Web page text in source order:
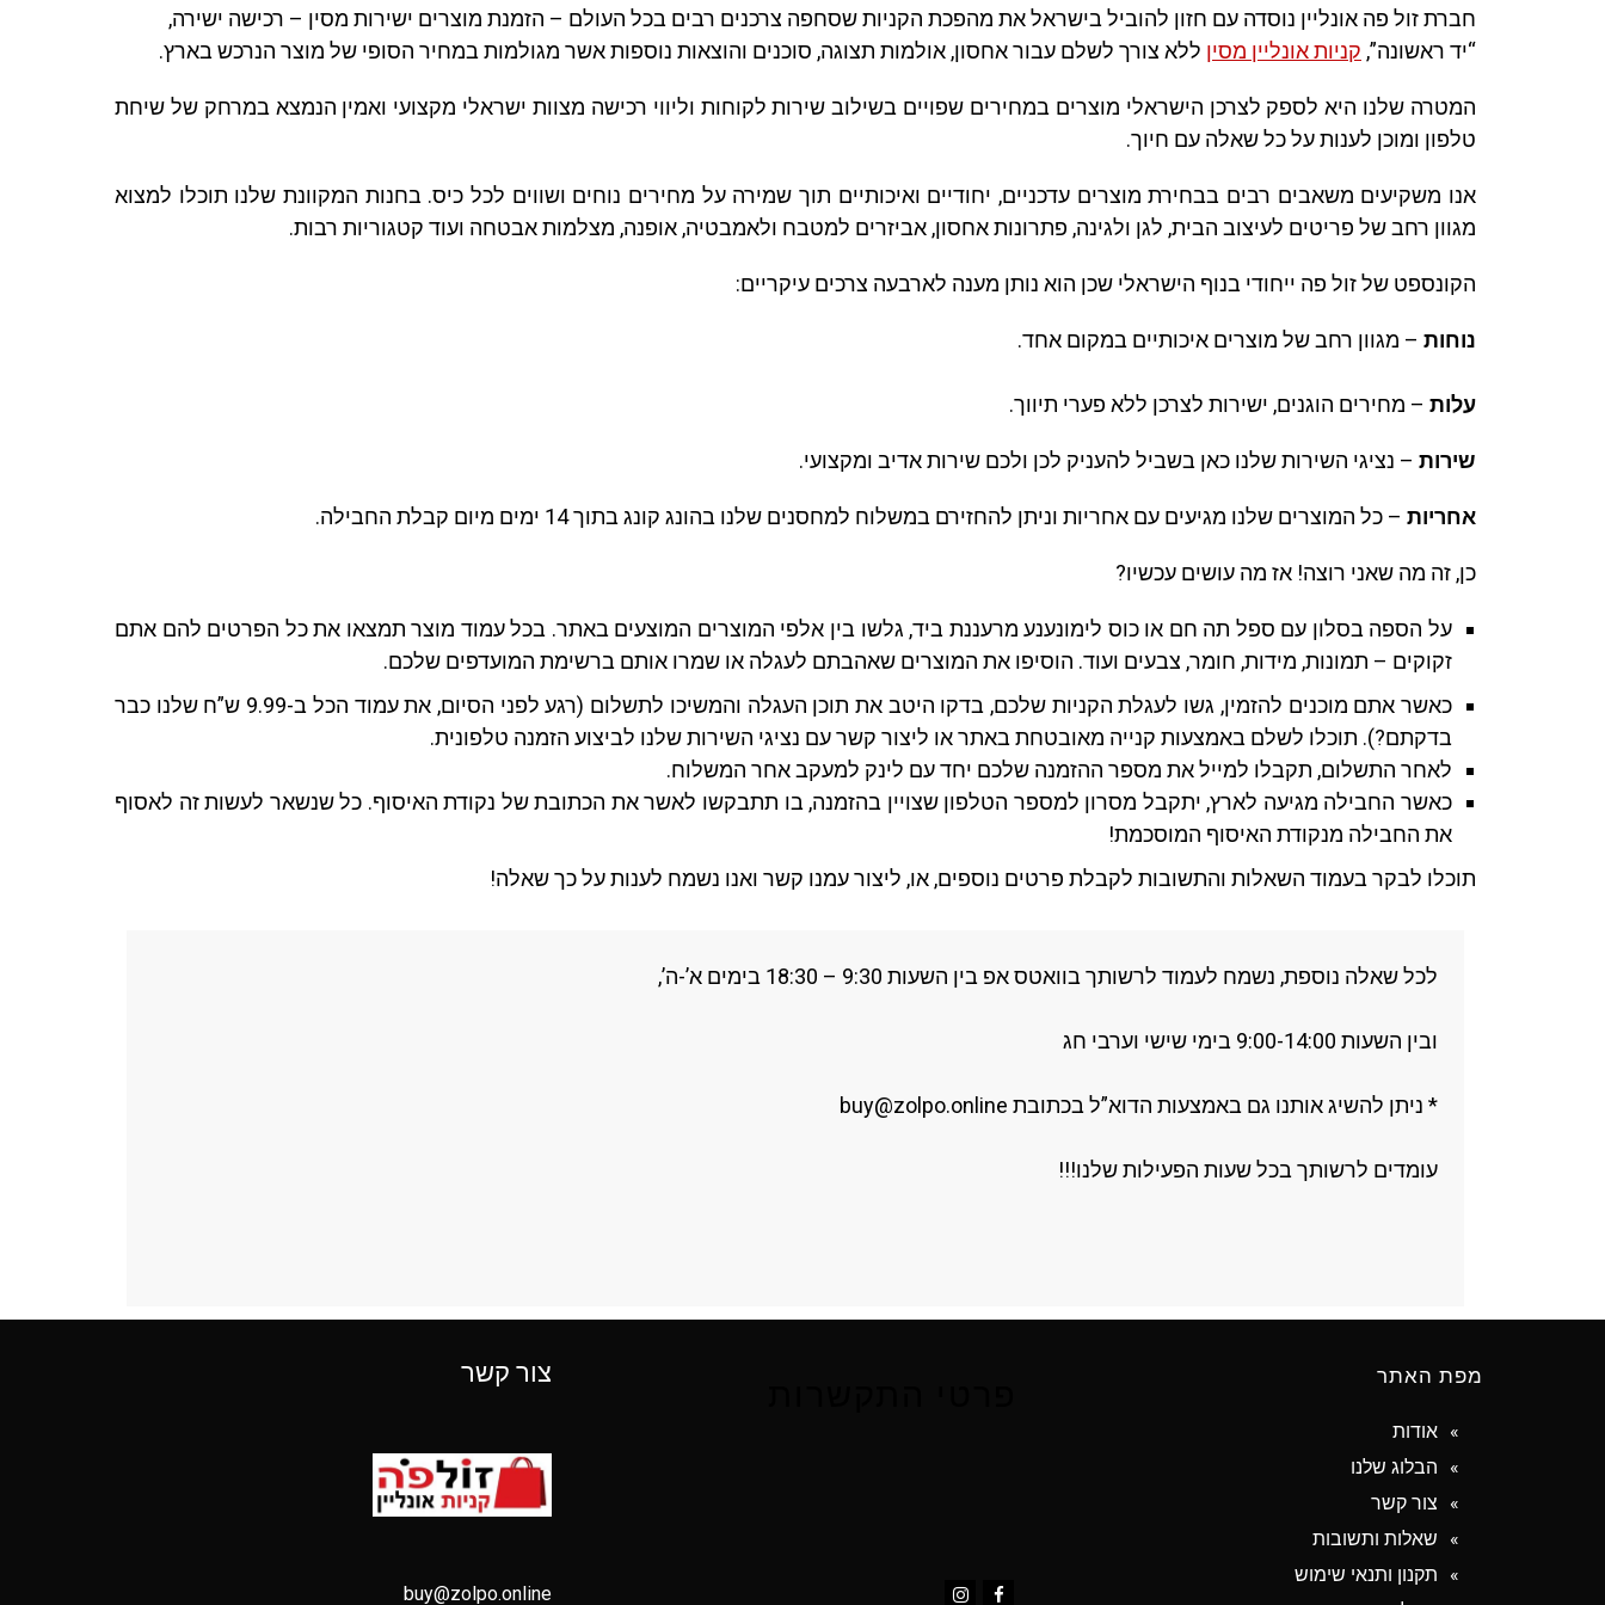
חברת זול פה אונליין נוסדה עם חזון להוביל בישראל את מהפכת הקניות שסחפה צרכנים רבים בכל העולם – הזמנת מוצרים ישירות מסין – רכישה ישירה,
“יד ראשונה”, קניות אונליין מסין ללא צורך לשלם עבור אחסון, אולמות תצוגה, סוכנים והוצאות נוספות אשר מגולמות במחיר הסופי של מוצר הנרכש בארץ.
המטרה שלנו היא לספק לצרכן הישראלי מוצרים במחירים שפויים בשילוב שירות לקוחות וליווי רכישה מצוות ישראלי מקצועי ואמין הנמצא במרחק של שיחת
טלפון ומוכן לענות על כל שאלה עם חיוך.
אנו משקיעים משאבים רבים בבחירת מוצרים עדכניים, יחודיים ואיכותיים תוך שמירה על מחירים נוחים ושווים לכל כיס. בחנות המקוונת שלנו תוכלו למצוא
מגוון רחב של פריטים לעיצוב הבית, לגן ולגינה, פתרונות אחסון, אביזרים למטבח ולאמבטיה, אופנה, מצלמות אבטחה ועוד קטגוריות רבות.
הקונספט של זול פה ייחודי בנוף הישראלי שכן הוא נותן מענה לארבעה צרכים עיקריים:
נוחות – מגוון רחב של מוצרים איכותיים במקום אחד.
עלות – מחירים הוגנים, ישירות לצרכן ללא פערי תיווך.
שירות – נציגי השירות שלנו כאן בשביל להעניק לכן ולכם שירות אדיב ומקצועי.
אחריות – כל המוצרים שלנו מגיעים עם אחריות וניתן להחזירם במשלוח למחסנים שלנו בהונג קונג בתוך 14 ימים מיום קבלת החבילה.
כן, זה מה שאני רוצה! אז מה עושים עכשיו?
על הספה בסלון עם ספל תה חם או כוס לימונענע מרעננת ביד, גלשו בין אלפי המוצרים המוצעים באתר. בכל עמוד מוצר תמצאו את כל הפרטים להם אתם
זקוקים – תמונות, מידות, חומר, צבעים ועוד. הוסיפו את המוצרים שאהבתם לעגלה או שמרו אותם ברשימת המועדפים שלכם.
כאשר אתם מוכנים להזמין, גשו לעגלת הקניות שלכם, בדקו היטב את תוכן העגלה והמשיכו לתשלום (רגע לפני הסיום, את עמוד הכל ב-9.99 ש”ח שלנו כבר
בדקתם?). תוכלו לשלם באמצעות קנייה מאובטחת באתר או ליצור קשר עם נציגי השירות שלנו לביצוע הזמנה טלפונית.
לאחר התשלום, תקבלו למייל את מספר ההזמנה שלכם יחד עם לינק למעקב אחר המשלוח.
כאשר החבילה מגיעה לארץ, יתקבל מסרון למספר הטלפון שצויין בהזמנה, בו תתבקשו לאשר את הכתובת של נקודת האיסוף. כל שנשאר לעשות זה לאסוף
את החבילה מנקודת האיסוף המוסכמת!
תוכלו לבקר בעמוד השאלות והתשובות לקבלת פרטים נוספים, או, ליצור עמנו קשר ואנו נשמח לענות על כך שאלה!
לכל שאלה נוספת, נשמח לעמוד לרשותך בוואטס אפ בין השעות 9:30 – 18:30 בימים א’-ה’,
ובין השעות 9:00-14:00 בימי שישי וערבי חג
* ניתן להשיג אותנו גם באמצעות הדוא”ל בכתובת buy@zolpo.online
עומדים לרשותך בכל שעות הפעילות שלנו!!!
מפת האתר
אודות
הבלוג שלנו
צור קשר
שאלות ותשובות
תקנון ותנאי שימוש
צור קשר
buy@zolpo.online